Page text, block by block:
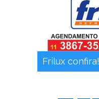
Frilux confira!